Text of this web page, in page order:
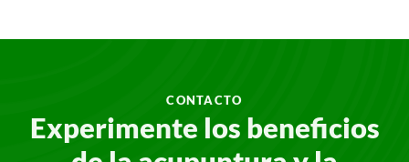
CONTACTO
Experimente los beneficios